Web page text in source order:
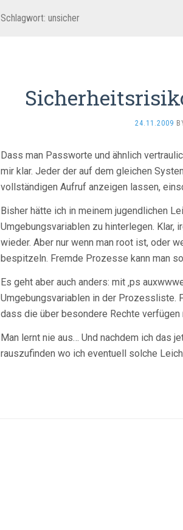
Schlagwort: unsicher
24.11.2009
Dass man Passworte und ähnlich
mir klar. Jeder der auf dem gleichen
vollständigen Aufruf anzeigen lassen,
Bisher hätte ich in meinem jugendlichen
Umgebungsvariablen zu hinterlegen.
wieder. Aber nur wenn man root ist, oder
bespitzeln. Fremde Prozesse kann man
Es geht aber auch anders: mit ‚ps
Umgebungsvariablen in der Prozessliste.
dass die über besondere Rechte verfügen
Man lernt nie aus… Und nachdem ich das
rauszufinden wo ich eventuell solche